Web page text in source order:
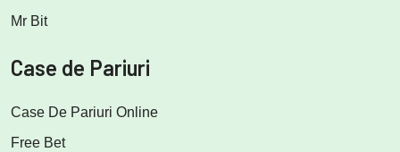
Mr Bit
Case de Pariuri
Case De Pariuri Online
Free Bet